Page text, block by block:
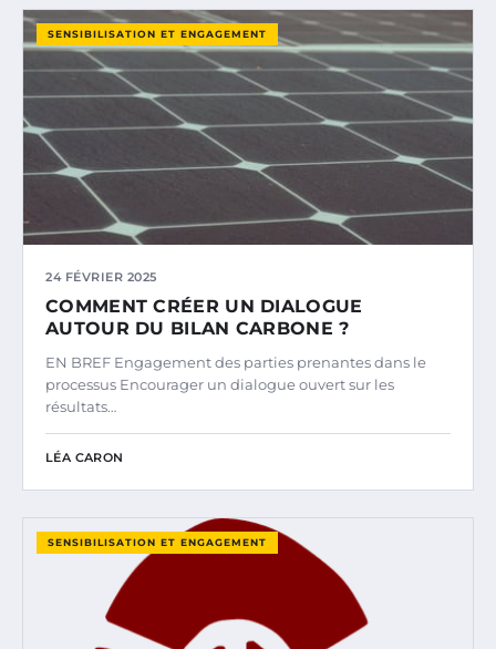
SENSIBILISATION ET ENGAGEMENT
24 FÉVRIER 2025
COMMENT CRÉER UN DIALOGUE
AUTOUR DU BILAN CARBONE ?
EN BREF Engagement des parties prenantes dans le
processus Encourager un dialogue ouvert sur les
résultats…
LÉA CARON
SENSIBILISATION ET ENGAGEMENT